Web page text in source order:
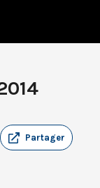
Partager